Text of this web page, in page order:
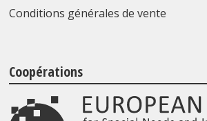
Conditions générales de vente
Coopérations